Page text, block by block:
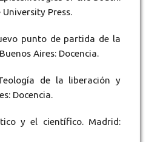
Press.
punto de partida de la
Aires: Docencia.
de la liberación y
Docencia.
y el científico. Madrid: